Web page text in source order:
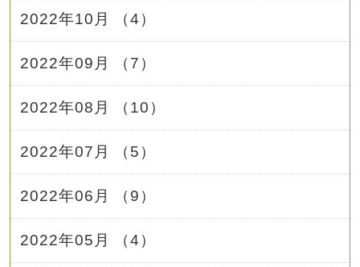
2022年10月 （4）
2022年09月 （7）
2022年08月 （10）
2022年07月 （5）
2022年06月 （9）
2022年05月 （4）